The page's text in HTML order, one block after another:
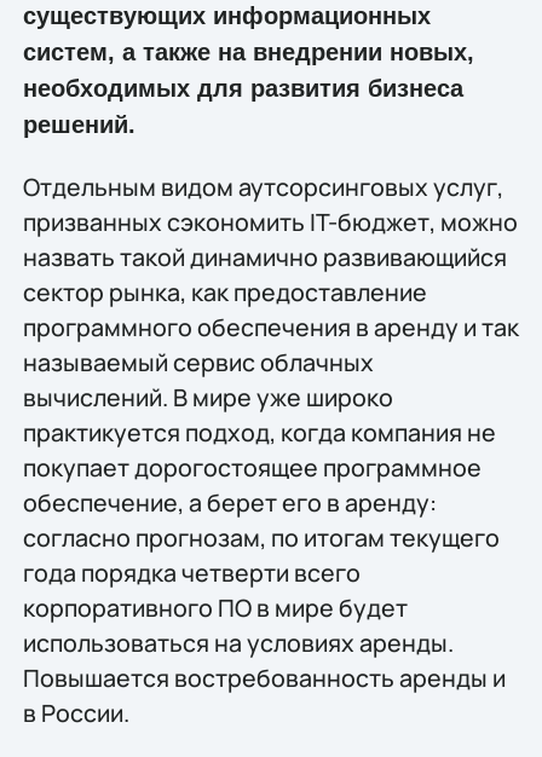
существующих информационных
систем, а также на внедрении новых,
необходимых для развития бизнеса
решений.
Отдельным видом аутсорсинговых услуг,
призванных сэкономить IT-бюджет, можно
назвать такой динамично развивающийся
сектор рынка, как предоставление
программного обеспечения в аренду и так
называемый сервис облачных
вычислений. В мире уже широко
практикуется подход, когда компания не
покупает дорогостоящее программное
обеспечение, а берет его в аренду:
согласно прогнозам, по итогам текущего
года порядка четверти всего
корпоративного ПО в мире будет
использоваться на условиях аренды.
Повышается востребованность аренды и
в России.